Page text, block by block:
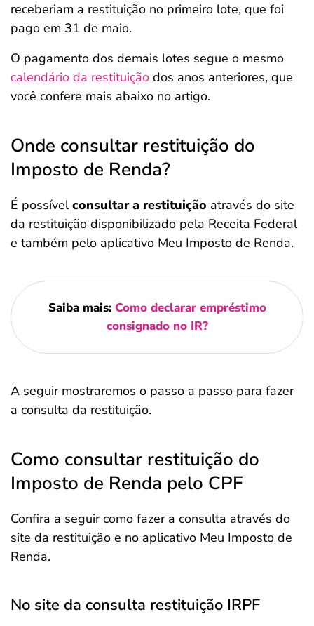
receberiam a restituição no primeiro lote, que foi
pago em 31 de maio.
O pagamento dos demais lotes segue o mesmo
calendário da restituição dos anos anteriores, que
você confere mais abaixo no artigo.
Onde consultar restituição do
Imposto de Renda?
É possívelconsultar a restituição através do site
da restituição disponibilizado pela Receita Federal
e também pelo aplicativo Meu Imposto de Renda.
Saiba mais: Como declarar empréstimo
consignado no IR?
A seguir mostraremos o passo a passo para fazer
a consulta da restituição.
Como consultar restituição do
Imposto de Renda pelo CPF
Confira a seguir como fazer a consulta através do
site da restituição e no aplicativo Meu Imposto de
Renda.
No site da consulta restituição IRPF